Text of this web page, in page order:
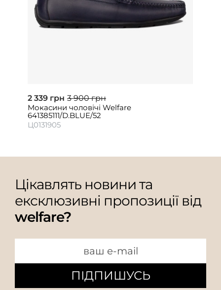
2 339 грн 3 900 грн
Мокасини чоловічі Welfare
641385111/D.BLUE/52
Ц0131905
Цікавлять новини та
ексклюзивні пропозиції від
welfare?
ПІДПИШУСЬ